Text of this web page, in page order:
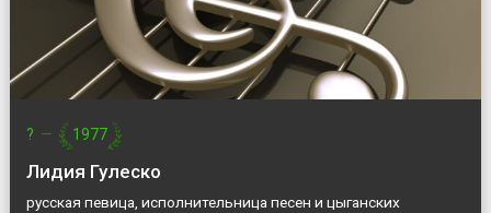
? — 1977
Лидия Гулеско
русская певица, исполнительница песен и цыганских